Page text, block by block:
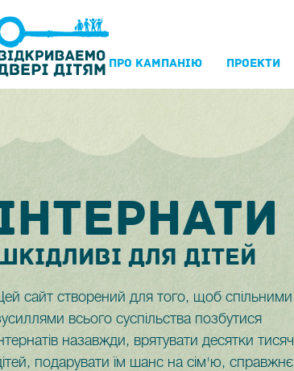
ПРО КАМПАНIЮ ПРОЕКТИ
ДЛЯ ДIТЕЙ
сайт створений для того, щоб спільними
всього суспільства позбутися
назавжди, врятувати десятки тисяч
подарувати їм шанс на сім'ю, справжнє